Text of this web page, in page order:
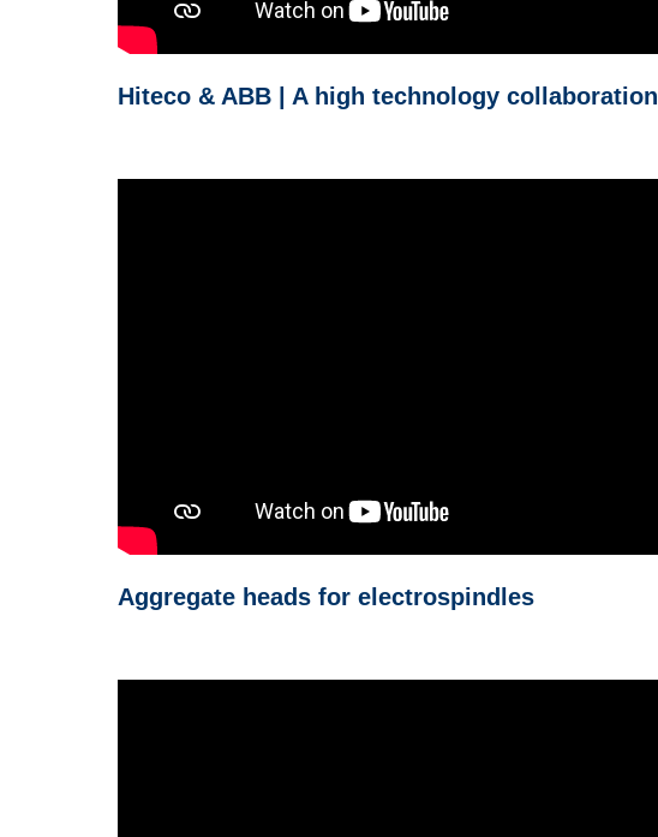
Hiteco & ABB | A high technology collaboration
Aggregate heads for electrospindles